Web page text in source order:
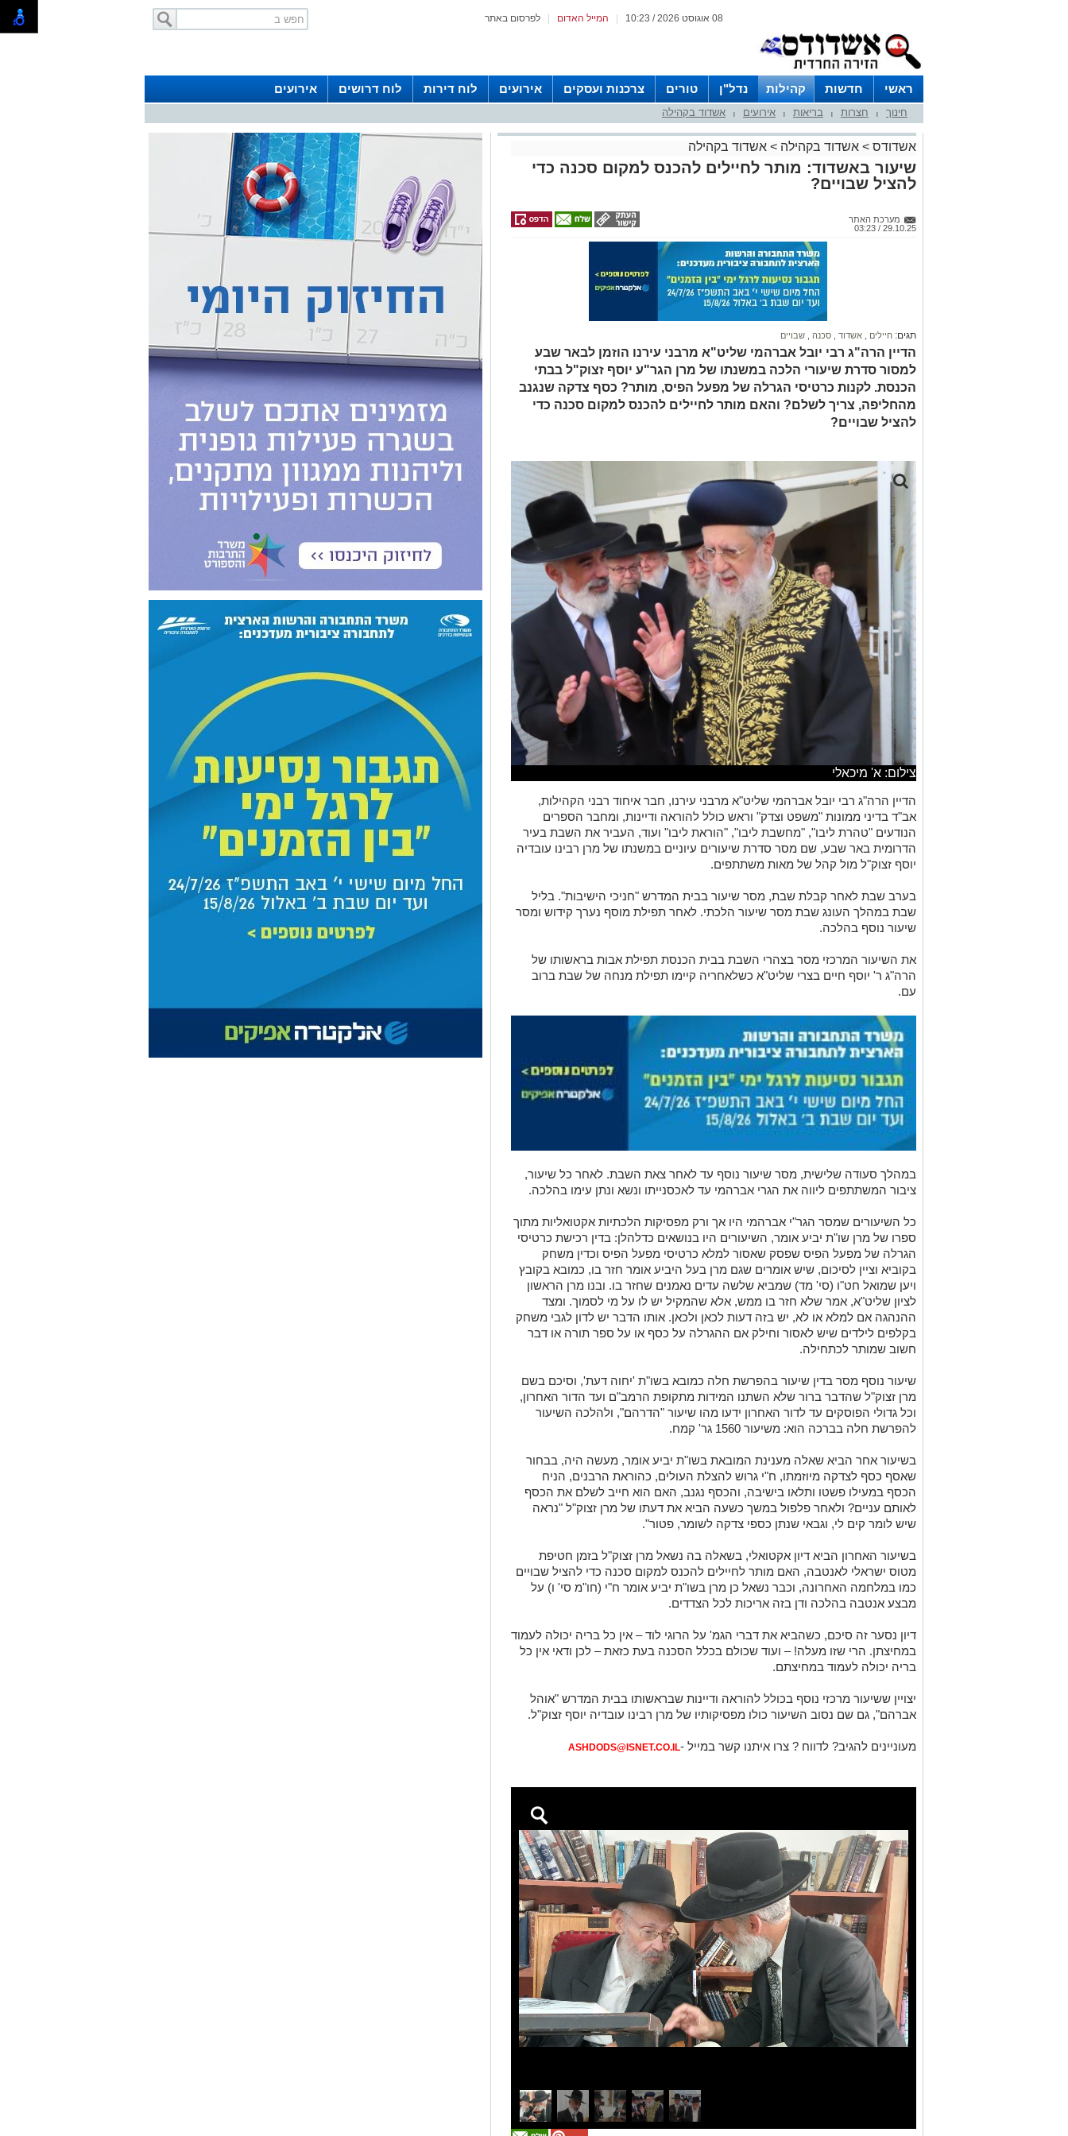
לפרסום באתר המייל האדום 08 אוגוסט 2026 / 10:23
ראשי חדשות קהילות נדל"ן טורים צרכנות ועסקים אירועים לוח דירות לוח דרושים אירועים
חינוך חצרות בריאות אירועים אשדוד בקהילה
אשדודס > אשדוד בקהילה > אשדוד בקהילה
שיעור באשדוד: מותר לחיילים להכנס למקום סכנה כדי
להציל שבויים?
מערכת האתר
29.10.25 / 03:23
תגים: חיילים אשדוד סכנה שבויים
הדיין הרה"ג רבי יובל אברהמי שליט"א מרבני עירנו הוזמן לבאר שבע
למסור סדרת שיעורי הלכה במשנתו של מרן הגר"ע יוסף זצוק"ל בבתי
הכנסת. לקנות כרטיסי הגרלה של מפעל הפיס, מותר? כסף צדקה שנגנב
מהחליפה, צריך לשלם? והאם מותר לחיילים להכנס למקום סכנה כדי
להציל שבויים?
צילום: א' מיכאלי
הדיין הרה"ג רבי יובל אברהמי שליט"א מרבני עירנו, חבר איחוד רבני הקהילות,
אב"ד בדיני ממונות "משפט וצדק" וראש כולל להוראה ודיינות, ומחבר הספרים
הנודעים "טהרת ליבו", "מחשבת ליבו", "הוראת ליבו" ועוד, העביר את השבת בעיר
הדרומית באר שבע, שם מסר סדרת שיעורים עיוניים במשנתו של מרן רבינו עובדיה
יוסף זצוק"ל מול קהל של מאות משתתפים.
בערב שבת לאחר קבלת שבת, מסר שיעור בבית המדרש "חניכי הישיבות". בליל
שבת במהלך העונג שבת מסר שיעור הלכתי. לאחר תפילת מוסף נערך קידוש ומסר
שיעור נוסף בהלכה.
את השיעור המרכזי מסר בצהרי השבת בבית הכנסת תפילת אבות בראשותו של
הרה"ג ר' יוסף חיים בצרי שליט"א כשלאחריה קיימו תפילת מנחה של שבת ברוב
עם.
במהלך סעודה שלישית, מסר שיעור נוסף עד לאחר צאת השבת. לאחר כל שיעור,
ציבור המשתתפים ליווה את הגרי אברהמי עד לאכסנייתו ונשא ונתן עימו בהלכה.
כל השיעורים שמסר הגר"י אברהמי היו אך ורק מפסיקות הלכתיות אקטואליות מתוך
ספרו של מרן שו"ת יביע אומר, השיעורים היו בנושאים כדלהלן: בדין רכישת כרטיסי
הגרלה של מפעל הפיס שפסק שאסור למלא כרטיסי מפעל הפיס וכדין משחק
בקוביא וציין לסיכום, שיש אומרים שגם מרן בעל היביע אומר חזר בו, כמובא בקובץ
ויען שמואל חט"ו (סי' מד) שמביא שלשה עדים נאמנים שחזר בו. ובנו מרן הראשון
לציון שליט"א, אמר שלא חזר בו ממש, אלא שהמקיל יש לו על מי לסמוך. ומצד
ההנהגה אם למלא או לא, יש בזה דעות לכאן ולכאן. אותו הדבר יש לדון לגבי משחק
בקלפים לילדים שיש לאסור וחילק אם ההגרלה על כסף או על ספר תורה או דבר
חשוב שמותר לכתחילה.
שיעור נוסף מסר בדין שיעור בהפרשת חלה כמובא בשו"ת 'יחוה דעת', וסיכם בשם
מרן זצוק"ל שהדבר ברור שלא השתנו המידות מתקופת הרמב"ם ועד הדור האחרון,
וכל גדולי הפוסקים עד לדור האחרון ידעו מהו שיעור "הדרהם", ולהלכה השיעור
להפרשת חלה בברכה הוא: משיעור 1560 גר' קמח.
בשיעור אחר הביא שאלה מענינת המובאת בשו"ת יביע אומר, מעשה היה, בבחור
שאסף כסף לצדקה מיוזמתו, ח"י גרוש להצלת העולים, כהוראת הרבנים, הניח
הכסף במעילו פשטו ותלאו בישיבה, והכסף נגנב, האם הוא חייב לשלם את הכסף
לאותם עניים? ולאחר פלפול במשך כשעה הביא את דעתו של מרן זצוק"ל "נראה
שיש לומר קים לי, וגבאי שנתן כספי צדקה לשומר, פטור".
בשיעור האחרון הביא דיון אקטואלי, בשאלה בה נשאל מרן זצוק"ל בזמן חטיפת
מטוס ישראלי לאנטבה, האם מותר לחיילים להכנס למקום סכנה כדי להציל שבויים
כמו במלחמה האחרונה, וכבר נשאל כן מרן בשו"ת יביע אומר ח"י (חו"מ סי' ו) על
מבצע אנטבה בהלכה ודן בזה אריכות לכל הצדדים.
דיון נסער זה סיכם, כשהביא את דברי הגמ' על הרוגי לוד – אין כל בריה יכולה לעמוד
במחיצתן. הרי שזו מעלה! – ועוד שכולם בכלל הסכנה בעת כזאת – לכן ודאי אין כל
בריה יכולה לעמוד במחיצתם.
יצויין ששיעור מרכזי נוסף בכולל להוראה ודיינות שבראשותו בבית המדרש "אוהל
אברהם", גם שם נסוב השיעור כולו מפסיקותיו של מרן רבינו עובדיה יוסף זצוק"ל.
מעוניינים להגיב? לדווח ? צרו איתנו קשר במייל -ASHDODS@ISNET.CO.IL